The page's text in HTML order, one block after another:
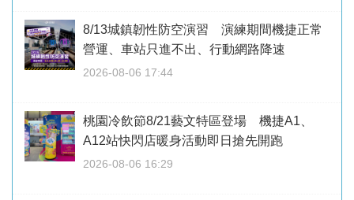
8/13城鎮韌性防空演習 演練期間機捷正常
營運、車站只進不出、行動網路降速
2026-08-06 17:44
桃園冷飲節8/21藝文特區登場 機捷A1、
A12站快閃店暖身活動即日搶先開跑
2026-08-06 16:29